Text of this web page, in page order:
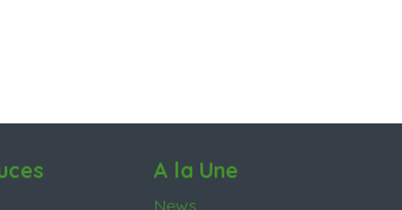
A la Une
News